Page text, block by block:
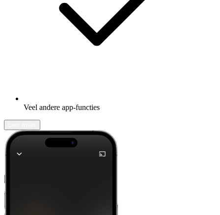
Veel andere app-functies